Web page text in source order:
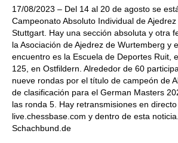
17/08/2023 – Del 14 al 20 de agosto se
Campeonato Absoluto Individual de
Stuttgart. Hay una sección absoluta y otra
la Asociación de Ajedrez de Wurtemberg y
encuentro es la Escuela de Deportes Ruit,
125, en Ostfildern. Alrededor de 60
nueve rondas por el título de campeón de
de clasificación para el German Masters
las ronda 5. Hay retransmisiones en directo
live.chessbase.com y dentro de esta
Schachbund.de